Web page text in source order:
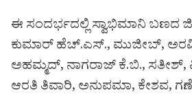
ಈ ಸಂದರ್ಭದಲ್ಲಿ ಸ್ವಾಭಿಮಾನಿ ಬಣದ
ಕುಮಾರ್ ಹೆಚ್.ಎಸ್., ಮುಜೀಬ್,
ಅಹಮ್ಮದ್, ನಾಗರಾಜ್ ಕೆ.ಬಿ.,
ಆರತಿ ತಿವಾರಿ, ಅನುಪಮಾ, ಕೇಶವ,